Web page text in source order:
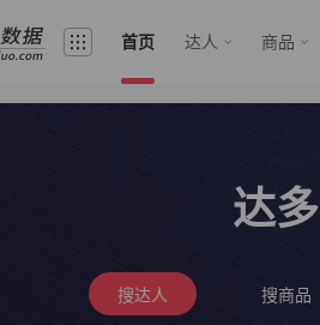
首页 达人 商品
达
搜达人 搜商品